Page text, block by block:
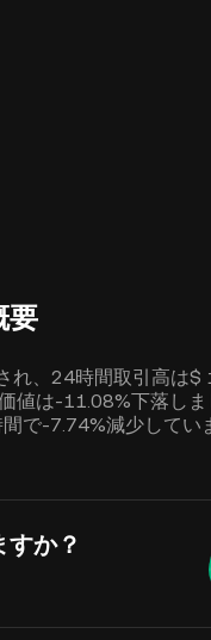
要
、24時間取引高は
値は-11.08%下落し
で-7.74%減少して
か？